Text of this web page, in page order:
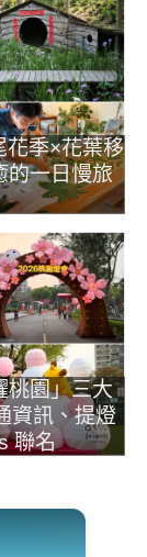
花季×花葉移
的一日慢旅
桃園」三大
資訊、提燈
聯名